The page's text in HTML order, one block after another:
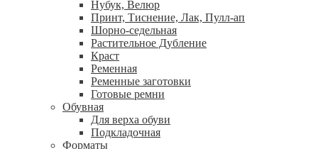
Нубук, Велюр
Принт, Тиснение, Лак, Пулл-ап
Шорно-седельная
Растительное Дубление
Краст
Ременная
Ременные заготовки
Готовые ремни
Обувная
Для верха обуви
Подкладочная
Форматы